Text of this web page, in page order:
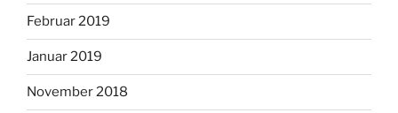
Februar 2019
Januar 2019
November 2018